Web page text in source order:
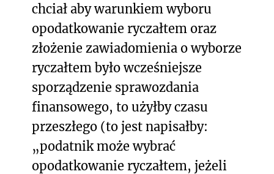
chciał aby warunkiem wyboru
opodatkowanie ryczałtem oraz
złożenie zawiadomienia o wyborze
ryczałtem było wcześniejsze
sporządzenie sprawozdania
finansowego, to użyłby czasu
przeszłego (to jest napisałby:
„podatnik może wybrać
opodatkowanie ryczałtem, jeżeli